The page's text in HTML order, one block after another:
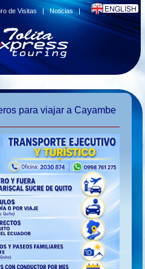
de Visitas |Noticias|
para viajar a Cayambe